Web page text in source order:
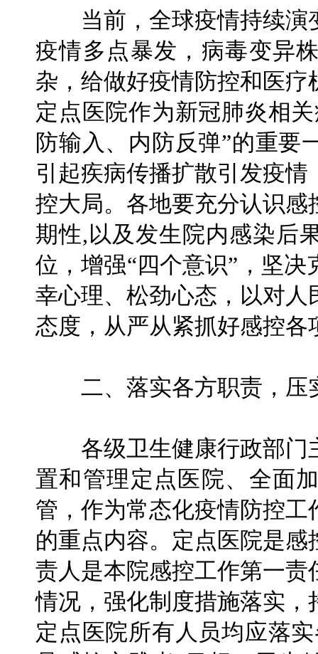
当前，全球疫情持续演
疫情多点暴发，病毒变异
杂，给做好疫情防控和医
定点医院作为新冠肺炎相
防输入、内防反弹”的重要
引起疾病传播扩散引发疫
控大局。各地要充分认识
期性,以及发生院内感染后
位，增强“四个意识”，坚
幸心理、松劲心态，以对
态度，从严从紧抓好感控各
二、落实各方职责，压
各级卫生健康行政部门
置和管理定点医院、全面
管，作为常态化疫情防控
的重点内容。定点医院是
责人是本院感控工作第一
情况，强化制度措施落实
定点医院所有人员均应落